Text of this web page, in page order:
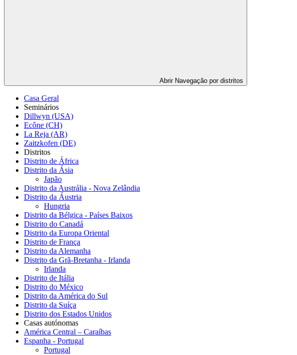
Abrir Navegação por distritos
Casa Geral
Seminários
Dillwyn (USA)
Ecône (CH)
La Reja (AR)
Zaitzkofen (DE)
Distritos
Distrito de África
Distrito da Ásia
Japão
Distrito da Austrália - Nova Zelândia
Distrito da Áustria
Hungria
Distrito da Bélgica - Países Baixos
Distrito do Canadá
Distrito da Europa Oriental
Distrito de França
Distrito da Alemanha
Distrito da Grã-Bretanha - Irlanda
Irlanda
Distrito de Itália
Distrito do México
Distrito da América do Sul
Distrito da Suíça
Distrito dos Estados Unidos
Casas autónomas
América Central – Caraíbas
Espanha - Portugal
Portugal